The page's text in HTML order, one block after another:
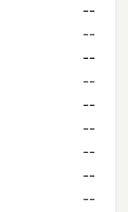
--
--
--
--
--
--
--
--
--